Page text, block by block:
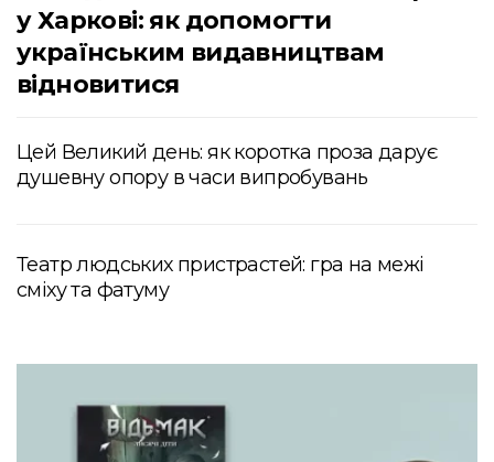
у Харкові: як допомогти
українським видавництвам
відновитися
Цей Великий день: як коротка проза дарує
душевну опору в часи випробувань
Театр людських пристрастей: гра на межі
сміху та фатуму